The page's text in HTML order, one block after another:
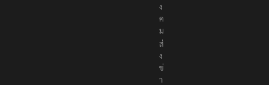
สั
ง
ค
ม
ส่
ง
ข่